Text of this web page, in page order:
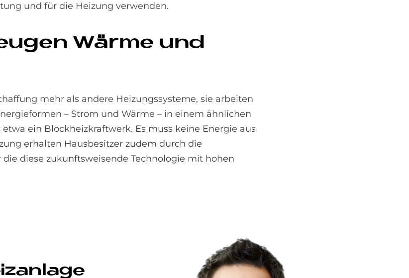
und für die Heizung verwenden.
Wär­me und
mehr als andere Heizungssysteme, sie arbeiten
– Strom und Wärme – in einem ähnlichen
ein Blockheizkraftwerk. Es muss keine Energie aus
erhalten Hausbesitzer zudem durch die
diese zukunftsweisende Technologie mit hohen